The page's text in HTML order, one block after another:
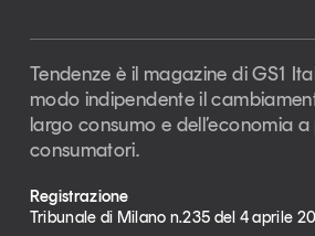
Tendenze è il magazine di GS1
modo indipendente il
largo consumo e dell’economia
consumatori.
Registrazione
Tribunale di Milano n.235 del 4 aprile